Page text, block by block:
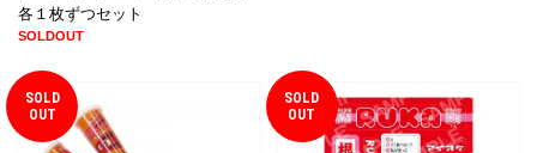
各１枚ずつセット
SOLDOUT
SOLD
OUT
SOLD
OUT